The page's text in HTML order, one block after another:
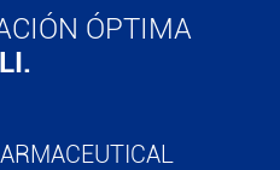
ÓPTIMA